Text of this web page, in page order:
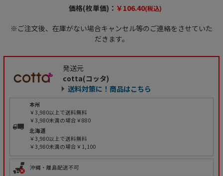
価格(枚単価)： ￥106.40(税込)
※ご注文後、在庫がない場合キャンセル等のご連絡をさせていた
だきます。
発送元
cotta(コッタ)
送料対策に！商品はこちら
本州
￥3,980以上で送料無料
￥3,980未満の場合￥880
北海道
￥3,980以上で送料無料
￥3,980未満の場合￥1,100
沖縄・離島配送不可